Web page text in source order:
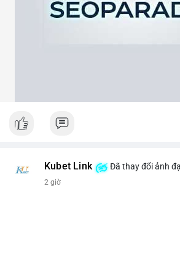
theo cảm xúc, hãy đặt lệnh dựa trên vùng
Kubet Link Đã thay đổi ảnh
2 giờ